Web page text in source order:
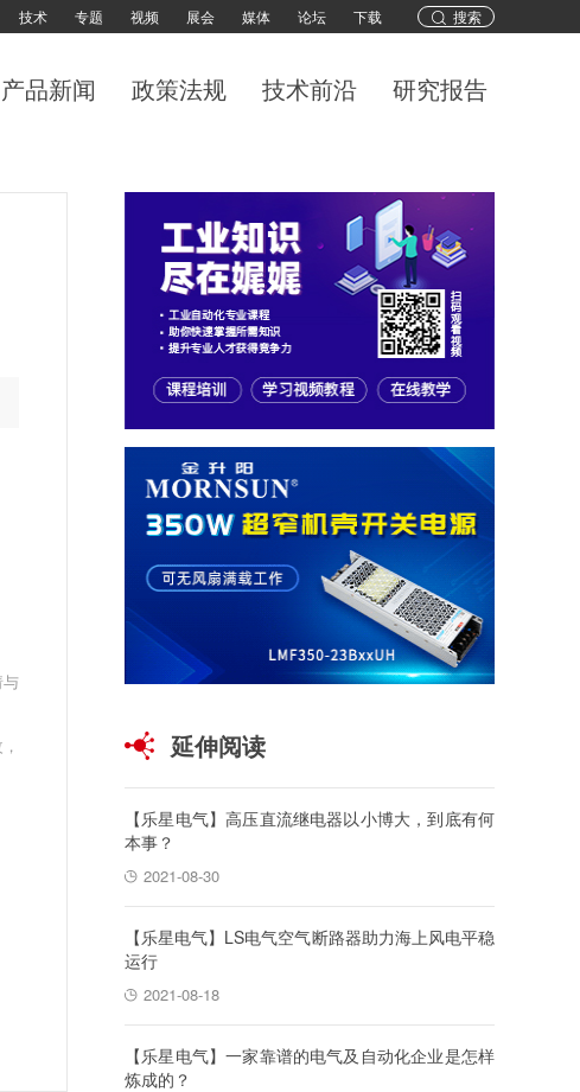
搜索
技术 专题 视频 展会 媒体 论坛 下载
产品新闻 政策法规 技术前沿 研究报告
延伸阅读
【乐星电气】高压直流继电器以小博大，到底有何
本事？
2021-08-30
【乐星电气】LS电气空气断路器助力海上风电平稳
运行
2021-08-18
【乐星电气】一家靠谱的电气及自动化企业是怎样
炼成的？